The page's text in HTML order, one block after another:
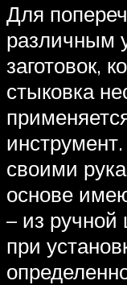
Для
различным
заготовок,
стыковка
своими
основе
– из ручной
при